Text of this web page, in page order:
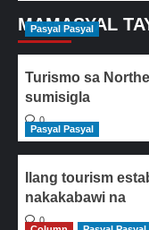
MAMASYAL
Pasyal Pasyal
Turismo sa
sumisigla
0
Pasyal Pasyal
Ilang tourism
nakakabawi na
0